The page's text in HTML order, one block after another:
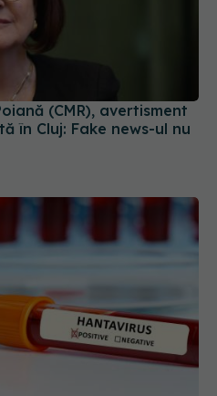
(CMR), avertisment
în Cluj: Fake news-ul nu
nou caz de hantavirus